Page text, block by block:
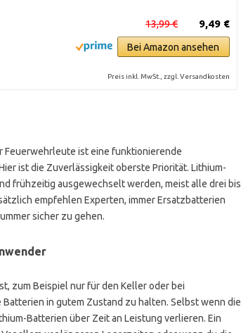
9,49 €
13,99 €
Bei Amazon ansehen
Preis inkl. MwSt., zzgl. Versandkosten
Feuerwehrleute ist eine funktionierende
ist die Zuverlässigkeit oberste Priorität. Lithium-
frühzeitig ausgewechselt werden, meist alle drei bis
empfehlen Experten, immer Ersatzbatterien
sicher zu gehen.
zum Beispiel nur für den Keller oder bei
in gutem Zustand zu halten. Selbst wenn die
Batterien über Zeit an Leistung verlieren. Ein